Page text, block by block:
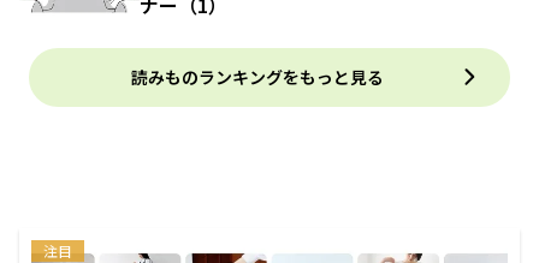
読みものランキングをもっと見る
注目